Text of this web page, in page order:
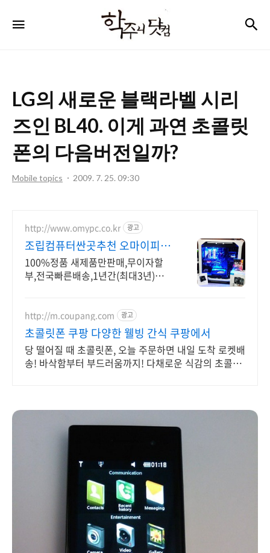
주
컴
LG의 새로운 블랙라벨 시리
즈인 BL40. 이게 과연 초콜릿
폰의 다음버전일까?
Mobile topics 2009. 7. 25. 09:30
http://www.omypc.co.kr 광고
조립컴퓨터싼곳추천 오마이피씨
믿을수 있는 24년차 쇼핑몰
100%정품 새제품만판매,무이자할
부,전국빠른배송,1년간(최대3년)무상
http://m.coupang.com 광고
초콜릿폰 쿠팡 다양한 웰빙 간식 쿠팡에서
당 떨어질 때 초콜릿폰, 오늘 주문하면 내일 도착 로켓배
송! 바삭함부터 부드러움까지! 다채로운 식감의 초콜릿,